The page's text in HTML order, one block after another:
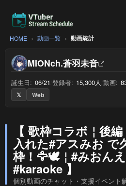
HOME 動画一覧 動画統計
MIONch.蒼羽未音
誕生日: 06/21 登録者: 15,300人 動画:
𝕏
Web
【 歌枠コラボ￤後
入れた#アスみお で
枠！🦅🕊️￤#みおん
#karaoke 】
個別動画のチャット・支援イベント